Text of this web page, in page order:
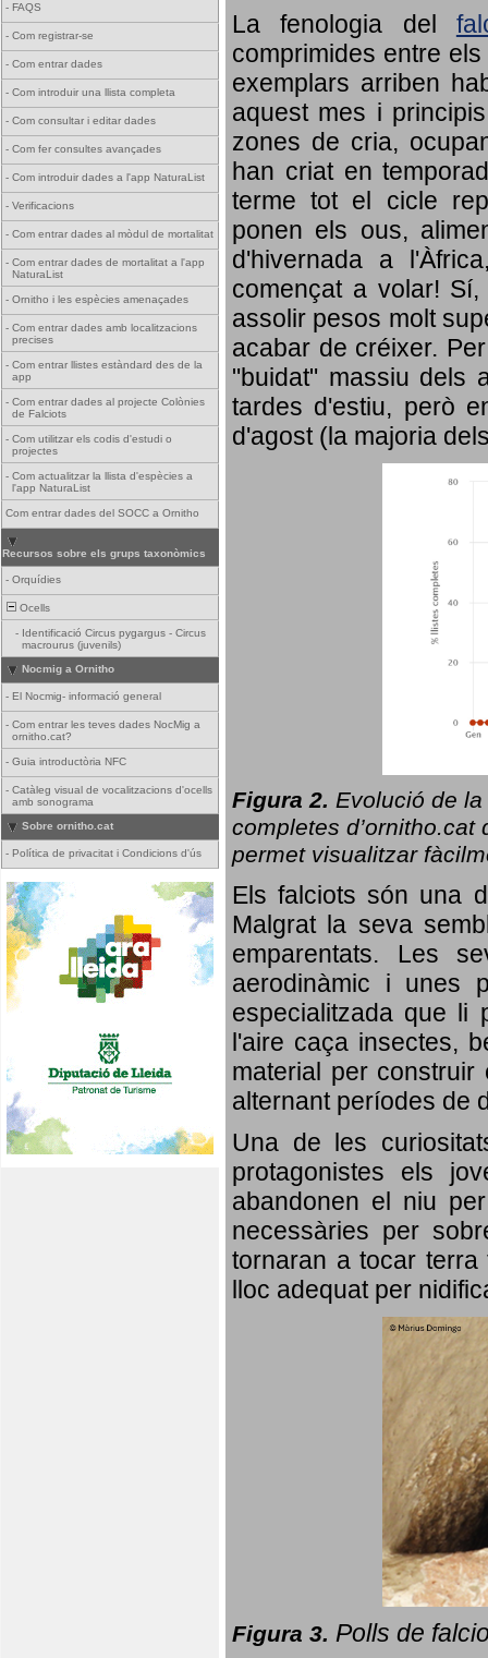
- FAQS
- Com registrar-se
- Com entrar dades
- Com introduir una llista completa
- Com consultar i editar dades
- Com fer consultes avançades
- Com introduir dades a l'app NaturaList
- Verificacions
- Com entrar dades al mòdul de mortalitat
- Com entrar dades de mortalitat a l'app
NaturaList
- Ornitho i les espècies amenaçades
- Com entrar dades amb localitzacions
precises
- Com entrar llistes estàndard des de la
app
- Com entrar dades al projecte Colònies
de Falciots
- Com utilitzar els codis d'estudi o
projectes
- Com actualitzar la llista d'espècies a
l'app NaturaList
Com entrar dades del SOCC a Ornitho
Recursos sobre els grups taxonòmics
- Orquídies
Ocells
- Identificació Circus pygargus - Circus
macrourus (juvenils)
Nocmig a Ornitho
- El Nocmig- informació general
- Com entrar les teves dades NocMig a
ornitho.cat?
- Guia introductòria NFC
- Catàleg visual de vocalitzacions d'ocells
amb sonograma
Sobre ornitho.cat
- Política de privacitat i Condicions d'ús
La fenologia del
comprimides entre
exemplars arriben
aquest mes i
zones de cria,
han criat en
terme tot el cicle
ponen els ous,
d'hivernada a
començat a volar!
assolir pesos molt
acabar de créixer.
"buidat" massiu dels
tardes d'estiu, però
d'agost (la majoria
Figura 2. Evolució de la
completes d’ornitho.cat
permet visualitzar
Els falciots són una
Malgrat la seva
emparentats. Les
aerodinàmic i unes
especialitzada que li
l'aire caça insectes,
material per
alternant períodes de
Una de les
protagonistes els
abandonen el niu
necessàries per
tornaran a tocar
lloc adequat per
Figura 3. Polls de